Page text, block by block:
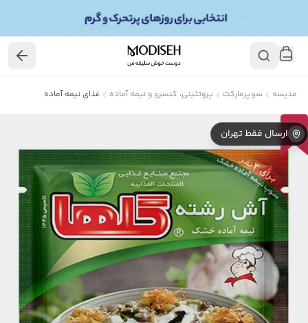
مدیسه سوپرمارکت پروتئینی، کنسرو و نیمه آماده غذای نیمه آماده
10٪ ارسال فقط تهران